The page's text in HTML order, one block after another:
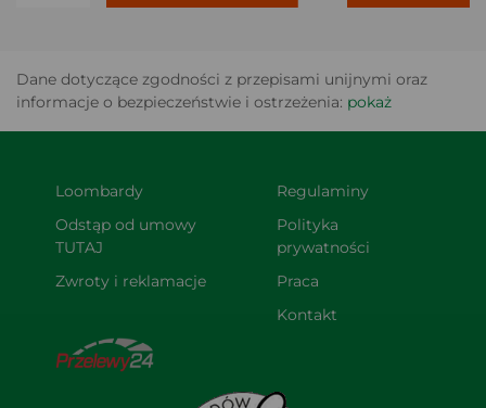
Dane dotyczące zgodności z przepisami unijnymi oraz
informacje o bezpieczeństwie i ostrzeżenia: pokaż
Loombardy
Odstąp od umowy
TUTAJ
Zwroty i reklamacje
Regulaminy
Polityka
prywatności
Praca
Kontakt